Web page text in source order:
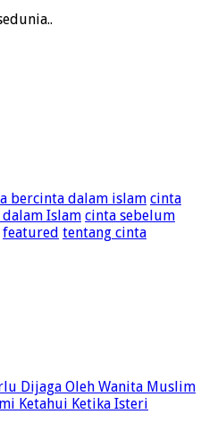
bercinta dalam islam cinta
Islam cinta sebelum
featured tentang cinta
Dijaga Oleh Wanita Muslim
Ketahui Ketika Isteri